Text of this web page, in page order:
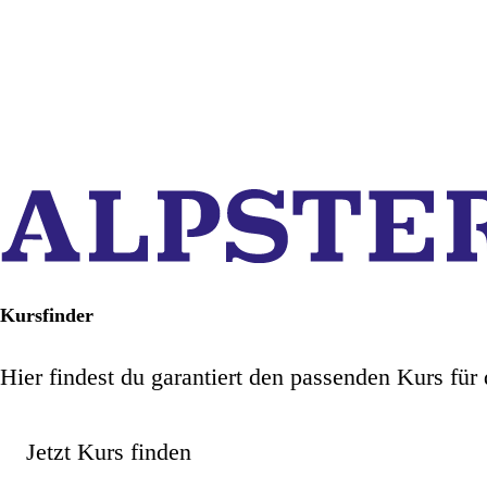
Kursfinder
Hier findest du garantiert den passenden Kurs für
Jetzt Kurs finden